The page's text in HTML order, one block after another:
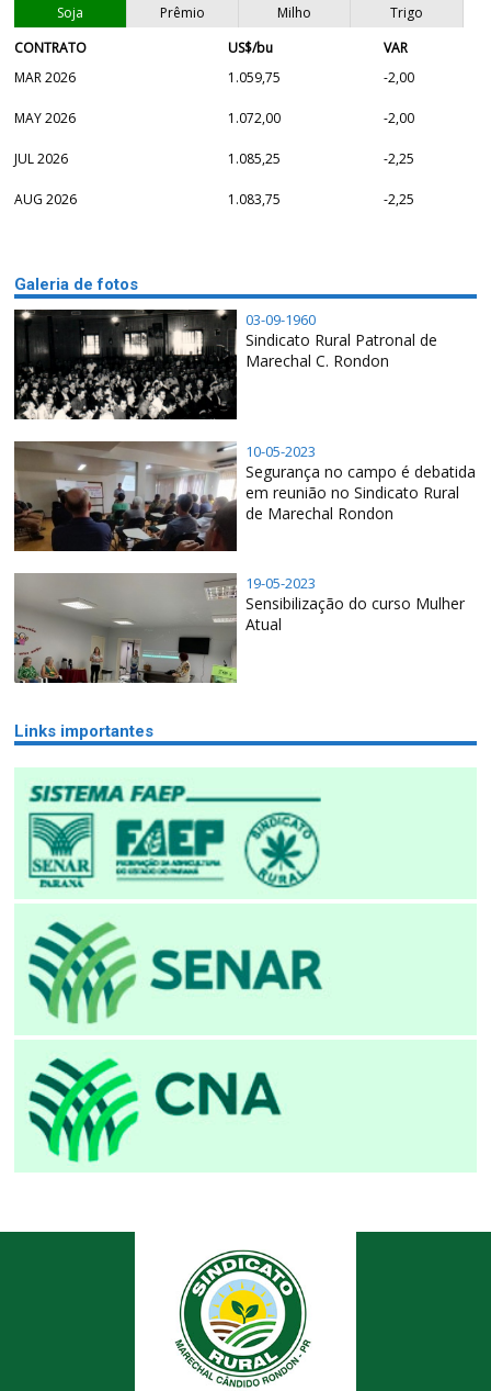
Soja Prêmio Milho
Trigo
CONTRATO
US$/bu
VAR
MAR 2026
1.059,75 -2,00
MAY 2026 1.072,00 -2,00
JUL 2026 1.085,25 -2,25
AUG 2026 1.083,75 -2,25
Galeria de fotos
03-09-1960
Sindicato Rural Patronal de
Marechal C. Rondon
10-05-2023
Segurança no campo é debatida
em reunião no Sindicato Rural
de Marechal Rondon
19-05-2023
Sensibilização do curso Mulher
Atual
Links importantes